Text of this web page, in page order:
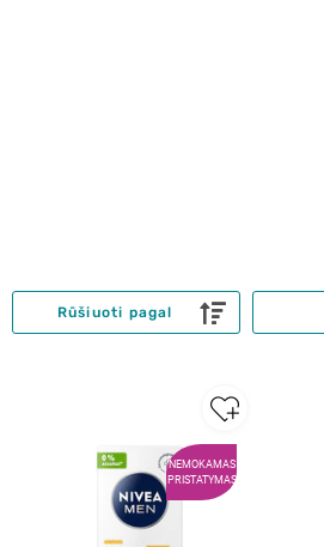
Rūšiuoti pagal
NEMOKAMAS
PRISTATYMAS